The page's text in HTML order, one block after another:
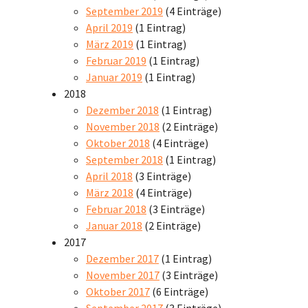
September 2019 (4 Einträge)
April 2019 (1 Eintrag)
März 2019 (1 Eintrag)
Februar 2019 (1 Eintrag)
Januar 2019 (1 Eintrag)
2018
Dezember 2018 (1 Eintrag)
November 2018 (2 Einträge)
Oktober 2018 (4 Einträge)
September 2018 (1 Eintrag)
April 2018 (3 Einträge)
März 2018 (4 Einträge)
Februar 2018 (3 Einträge)
Januar 2018 (2 Einträge)
2017
Dezember 2017 (1 Eintrag)
November 2017 (3 Einträge)
Oktober 2017 (6 Einträge)